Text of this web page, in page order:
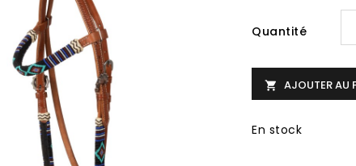
Quantité
 AJOUTER AU
En stock